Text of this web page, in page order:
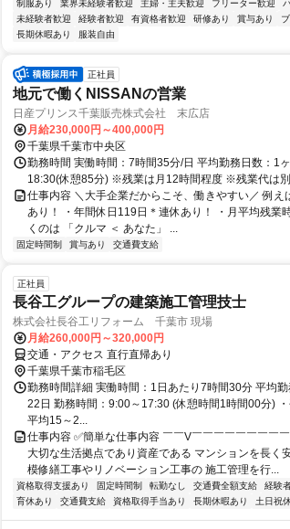
制服あり 業界未経験者歓迎 主婦・主夫歓迎 フリーター歓迎
未経験者歓迎
経験者歓迎 有資格者歓迎 研修あり 賞与あり
長期休暇あり
服装自由
正社員
地元で働くNISSANの営業
日産プリンス千葉販売株式会社 末広店
月給230,000円～400,000円
千葉県千葉市中央区
勤務時間 実働時間：7時間35分/日 平均勤務日数：1
18:30(休憩85分) ※残業は月12時間程度 ※残業代は
仕事内容 ＼大手企業だからこそ、働きやすい／ 例
あり！ ・年間休日119日＊連休あり！ ・月平均残業
くのは 「クルマ ＜ あなた」 ...
固定時間制 賞与あり 交通費支給
正社員
長谷工グループの建築施工管理技士
株式会社長谷工リフォーム 千葉市 現場
月給260,000円～320,000円
交通・アクセス 直行直帰あり
千葉県千葉市稲毛区
勤務時間詳細 実働時間：1日あたり7時間30分 平均
22日 勤務時間：9:00～17:30 (休憩時間1時間00分)
平均15～2...
仕事内容 ✅簡単な仕事内容 ￣￣V￣￣￣￣￣￣￣￣
大切な生活拠点であり資産である マンションを長く
模修繕工事やリノベーション工事の 施工管理を行...
資格取得支援あり 固定時間制 転勤なし 交通費全額支給 経験
育休あり
交通費支給 資格取得手当あり 長期休暇あり 土日祝